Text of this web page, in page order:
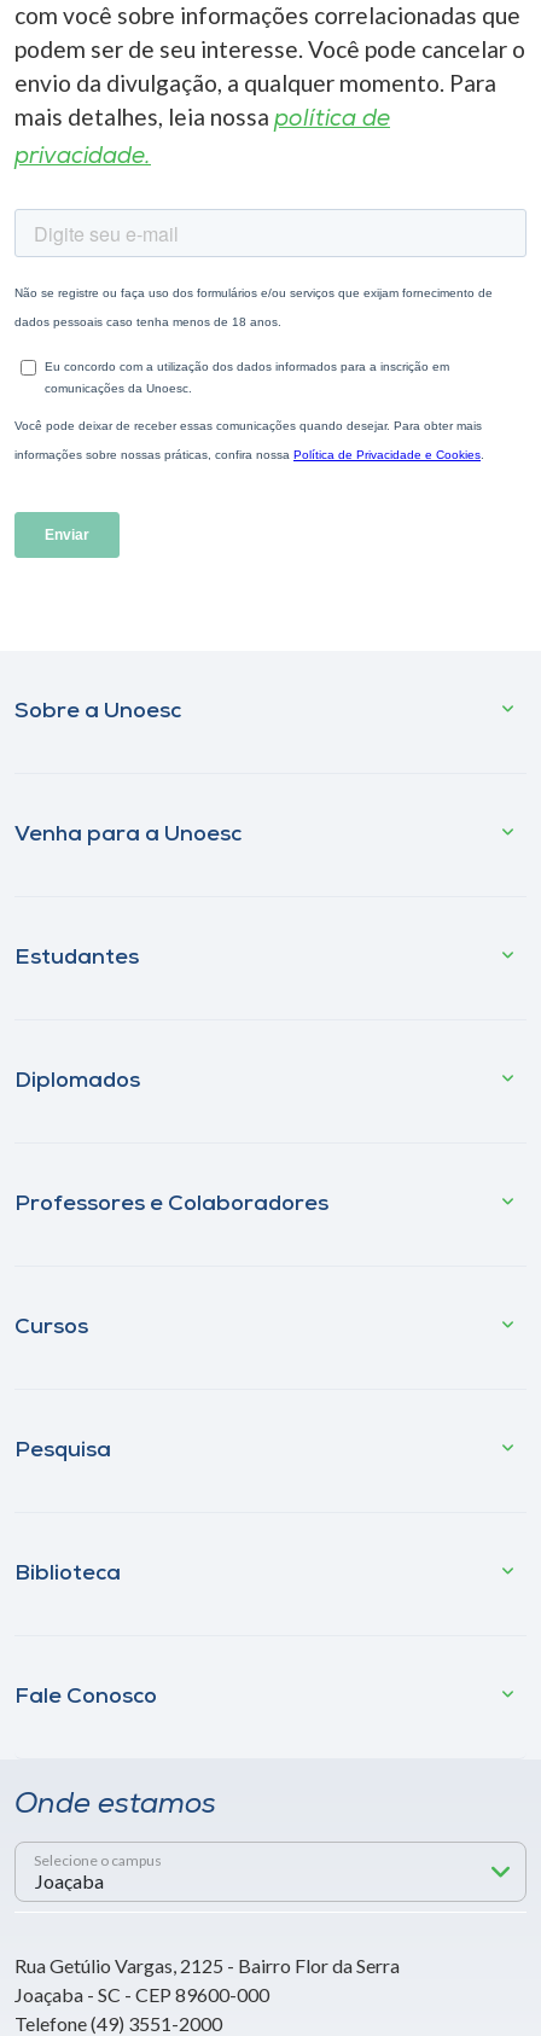
com você sobre informações correlacionadas que
podem ser de seu interesse. Você pode cancelar o
envio da divulgação, a qualquer momento. Para
mais detalhes, leia nossa política de
privacidade.
Sobre a Unoesc
Venha para a Unoesc
Estudantes
Diplomados
Professores e Colaboradores
Cursos
Pesquisa
Biblioteca
Fale Conosco
Onde estamos
Selecione o campus
Rua Getúlio Vargas, 2125 - Bairro Flor da Serra
Joaçaba - SC - CEP 89600-000
Telefone (49) 3551-2000